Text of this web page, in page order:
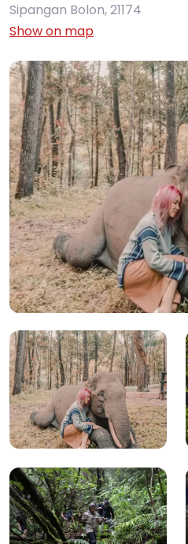
Sipangan Bolon,21174
Show on map